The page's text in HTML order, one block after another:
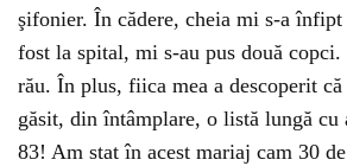
şifonier. În cădere, cheia mi s-a
fost la spital, mi s-au pus două
rău. În plus, fiica mea a descoperit
găsit, din întâmplare, o listă lungă cu
83! Am stat în acest mariaj cam 30